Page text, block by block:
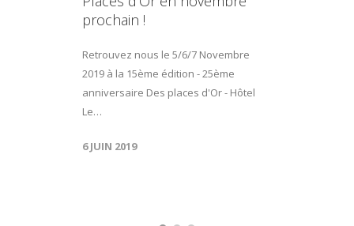
prochain !
Retrouvez nous le 5/6/7 Novembre
2019 à la 15ème édition - 25ème
anniversaire Des places d'Or - Hôtel
Le…
6 JUIN 2019